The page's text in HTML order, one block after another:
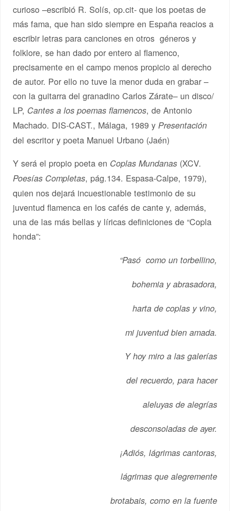
curioso –escribió R. Solís, op.cit- que los poetas de
más fama, que han sido siempre en España reacios a
escribir letras para canciones en otros géneros y
folklore, se han dado por entero al flamenco,
precisamente en el campo menos propicio al derecho
de autor. Por ello no tuve la menor duda en grabar –
con la guitarra del granadino Carlos Zárate– un disco/
LP, Cantes a los poemas flamencos, de Antonio
Machado. DIS-CAST., Málaga, 1989 y Presentación
del escritor y poeta Manuel Urbano (Jaén)
Y será el propio poeta en Coplas Mundanas (XCV.
Poesías Completas, pág.134. Espasa-Calpe, 1979),
quien nos dejará incuestionable testimonio de su
juventud flamenca en los cafés de cante y, además,
una de las más bellas y líricas definiciones de “Copla
honda”:
“Pasó como un torbellino,
bohemia y abrasadora,
harta de coplas y vino,
mi juventud bien amada.
Y hoy miro a las galerías
del recuerdo, para hacer
aleluyas de alegrías
desconsoladas de ayer.
¡Adiós, lágrimas cantoras,
lágrimas que alegremente
brotabais, como en la fuente